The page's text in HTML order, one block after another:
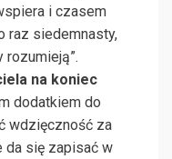
i czasem
raz siedemnasty,
rozumieją”.
na koniec
dodatkiem do
wdzięczność za
da się zapisać w